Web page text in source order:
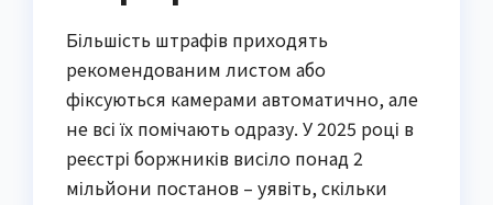
Більшість штрафів приходять
рекомендованим листом або
фіксуються камерами автоматично, але
не всі їх помічають одразу. У 2025 році в
реєстрі боржників висіло понад 2
мільйони постанов – уявіть, скільки